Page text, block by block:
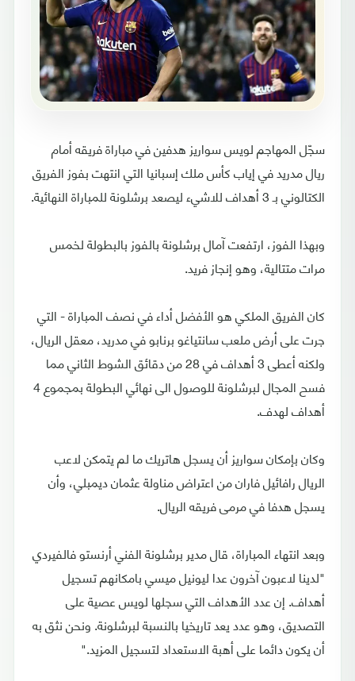
سجّل المهاجم لويس سواريز هدفين في مباراة فريقه أمام
ريال مدريد في إياب كأس ملك إسبانيا التي انتهت بفوز الفريق
الكتالوني بـ 3 أهداف للاشيء ليصعد برشلونة للمباراة النهائية.
وبهذا الفوز، ارتفعت آمال برشلونة بالفوز بالبطولة لخمس
مرات متتالية، وهو إنجاز فريد.
كان الفريق الملكي هو الأفضل أداء في نصف المباراة - التي
جرت على أرض ملعب سانتياغو برنابو في مدريد، معقل الريال،
ولكنه أعطى 3 أهداف في 28 من دقائق الشوط الثاني مما
فسح المجال لبرشلونة للوصول الى نهائي البطولة بمجموع 4
أهداف لهدف.
وكان بإمكان سواريز أن يسجل هاتريك ما لم يتمكن لاعب
الريال رافائيل فاران من اعتراض مناولة عثمان ديمبلي، وأن
يسجل هدفا في مرمى فريقه الريال.
وبعد انتهاء المباراة، قال مدير برشلونة الفني أرنستو فالفيردي
"لدينا لاعبون آخرون عدا ليونيل ميسي بامكانهم تسجيل
أهداف. إن عدد الأهداف التي سجلها لويس عصية على
التصديق، وهو عدد يعد تاريخيا بالنسبة لبرشلونة. ونحن نثق به
أن يكون دائما على أهبة الاستعداد لتسجيل المزيد."